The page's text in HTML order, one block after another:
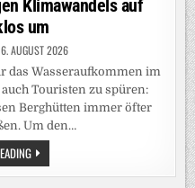
Klimawandels auf
um
AUGUST 2026
das Wasseraufkommen im
Touristen zu spüren:
Berghütten immer öfter
Um den…
BERGHÜTTEN
RÜSTEN
WEGEN